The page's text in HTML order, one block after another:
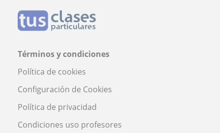
Términos y condiciones
Política de cookies
Configuración de Cookies
Política de privacidad
Condiciones uso profesores